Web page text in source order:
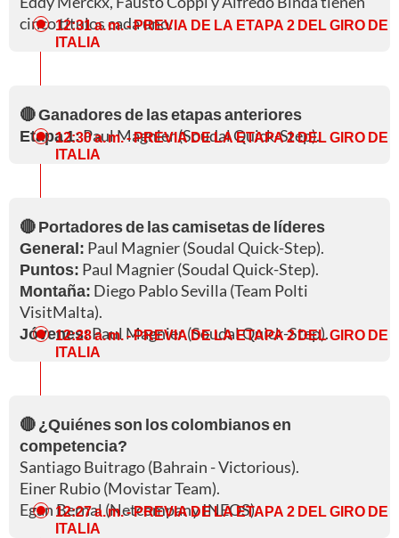
cinco títulos cada uno.
12:31 a. m.- PREVIA DE LA ETAPA 2 DEL GIRO DE
ITALIA
🔴 Ganadores de las etapas anteriores
Etapa 1:Paul Magnier (Soudal Quick-Step).
12:30 a. m.- PREVIA DE LA ETAPA 2 DEL GIRO DE
ITALIA
🔴 Portadores de las camisetas de líderes
General: Paul Magnier (Soudal Quick-Step).
Puntos: Paul Magnier (Soudal Quick-Step).
Montaña: Diego Pablo Sevilla (Team Polti
VisitMalta).
Jóvenes:Paul Magnier (Soudal Quick-Step).
12:28 a. m.- PREVIA DE LA ETAPA 2 DEL GIRO DE
ITALIA
🔴 ¿Quiénes son los colombianos en
competencia?
Santiago Buitrago (Bahrain - Victorious).
Einer Rubio (Movistar Team).
Egan Bernal (Netcompany INEOS).
12:27 a. m.- PREVIA DE LA ETAPA 2 DEL GIRO DE
ITALIA